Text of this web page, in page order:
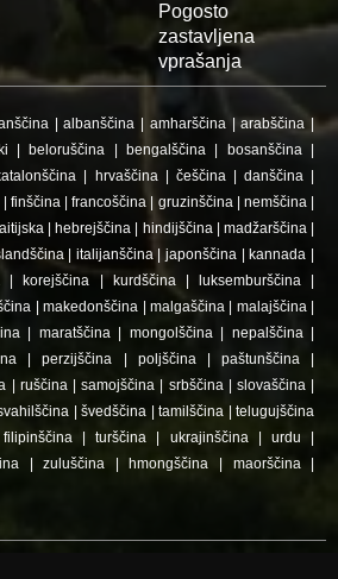
Pogosto
zastavljena
vprašanja
|albanščina amharščina|arabščina
beloruščina bengalščina bosanščina|
hrvaščina| češčina| danščina|
finščina|francoščina gruzinščina| nemščina|
| hebrejščina hindijščina| madžarščina|
| italijanščina|japonščina kannada
korejščina kurdščina| luksemburščina|
|makedonščina malgaščina| malajščina|
| maratščina| mongolščina| nepalščina|
|perzijščina poljščina| paštunščina|
ruščina|samojščina srbščina| slovaščina|
švedščina tamilščina
telugujščina
filipinščina|turščina ukrajinščina| urdu
|zuluščina hmongščina maorščina|